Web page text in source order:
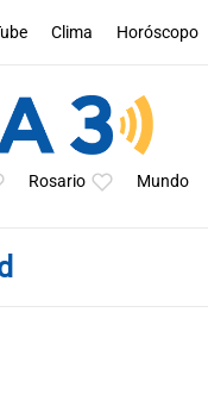
Clima Horóscopo
Rosario Mundo